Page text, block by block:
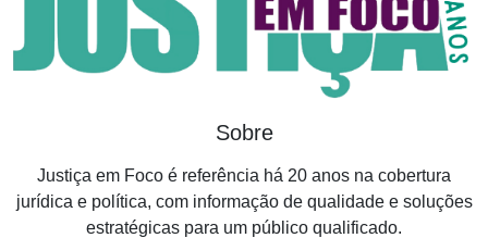
Sobre
Justiça em Foco é referência há 20 anos na cobertura
jurídica e política, com informação de qualidade e soluções
estratégicas para um público qualificado.